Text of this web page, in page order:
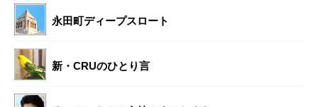
永田町ディープスロート
新・CRUのひとり言